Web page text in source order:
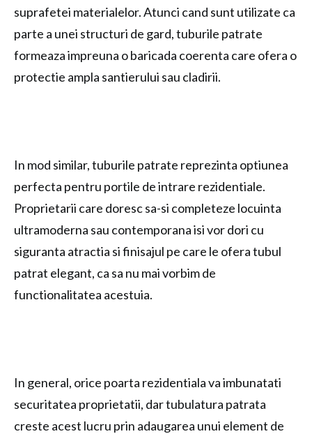
suprafetei materialelor. Atunci cand sunt utilizate ca
parte a unei structuri de gard, tuburile patrate
formeaza impreuna o baricada coerenta care ofera o
protectie ampla santierului sau cladirii.
In mod similar, tuburile patrate reprezinta optiunea
perfecta pentru portile de intrare rezidentiale.
Proprietarii care doresc sa-si completeze locuinta
ultramoderna sau contemporana isi vor dori cu
siguranta atractia si finisajul pe care le ofera tubul
patrat elegant, ca sa nu mai vorbim de
functionalitatea acestuia.
In general, orice poarta rezidentiala va imbunatati
securitatea proprietatii, dar tubulatura patrata
creste acest lucru prin adaugarea unui element de